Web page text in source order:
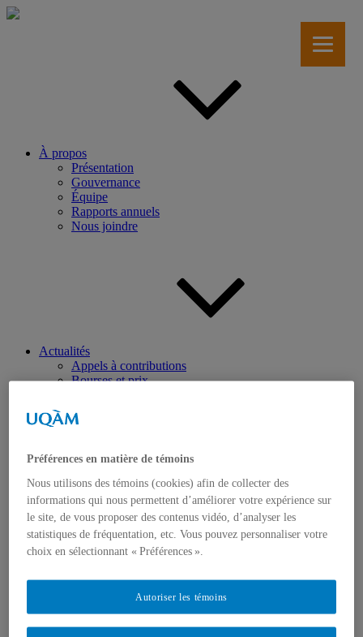
Aller
À propos
Présentation
Gouvernance
Équipe
Rapports annuels
Nous joindre
Actualités
Appels à contributions
Bourses et prix
Dans les médias
Distinctions
Activités
Archives et bilans
Colloque international CRISES
Préférences en matière de témoins
Nous utilisons des témoins (cookies) afin de collecter des
informations qui nous permettent d’améliorer votre expérience sur
le site, de vous proposer des contenus vidéo, d’analyser les
statistiques de fréquentation, etc. Vous pouvez personnaliser votre
choix en sélectionnant « Préférences ».
Autoriser les témoins